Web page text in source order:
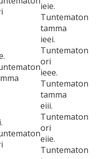
ieie.
Tuntematon
tamma
ieei.
Tuntematon
ori
ieee.
Tuntematon
tamma
eiii.
Tuntematon
ori
eiie.
Tuntematon